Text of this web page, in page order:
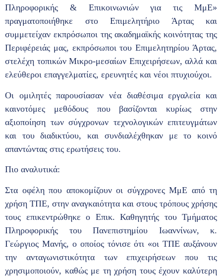
Πληροφορικής & Επικοινωνιών για τις ΜμΕ»
πραγματοποιήθηκε στο Επιμελητήριο Άρτας και
συμμετείχαν εκπρόσωποι της ακαδημαϊκής κοινότητας της
Περιφέρειάς μας, εκπρόσωποι του Επιμελητηρίου Άρτας,
στελέχη τοπικών Μικρο-μεσαίων Επιχειρήσεων, αλλά και
ελεύθεροι επαγγελματίες, ερευνητές και νέοι πτυχιούχοι.
Οι ομιλητές παρουσίασαν νέα διαθέσιμα εργαλεία και
καινοτόμες μεθόδους που βασίζονται κυρίως στην
αξιοποίηση των σύγχρονων τεχνολογικών επιτευγμάτων
και του διαδικτύου, και συνδιαλέχθηκαν με το κοινό
απαντώντας στις ερωτήσεις του.
Πιο αναλυτικά:
Στα οφέλη που αποκομίζουν οι σύγχρονες ΜμΕ από τη
χρήση ΤΠΕ, στην αναγκαιότητα και στους τρόπους χρήσης
τους επικεντρώθηκε ο Επικ. Καθηγητής του Τμήματος
Πληροφορικής του Πανεπιστημίου Ιωαννίνων, κ.
Γεώργιος Μανής, ο οποίος τόνισε ότι «οι ΤΠΕ αυξάνουν
την ανταγωνιστικότητα των επιχειρήσεων που τις
χρησιμοποιούν, καθώς με τη χρήση τους έχουν καλύτερη